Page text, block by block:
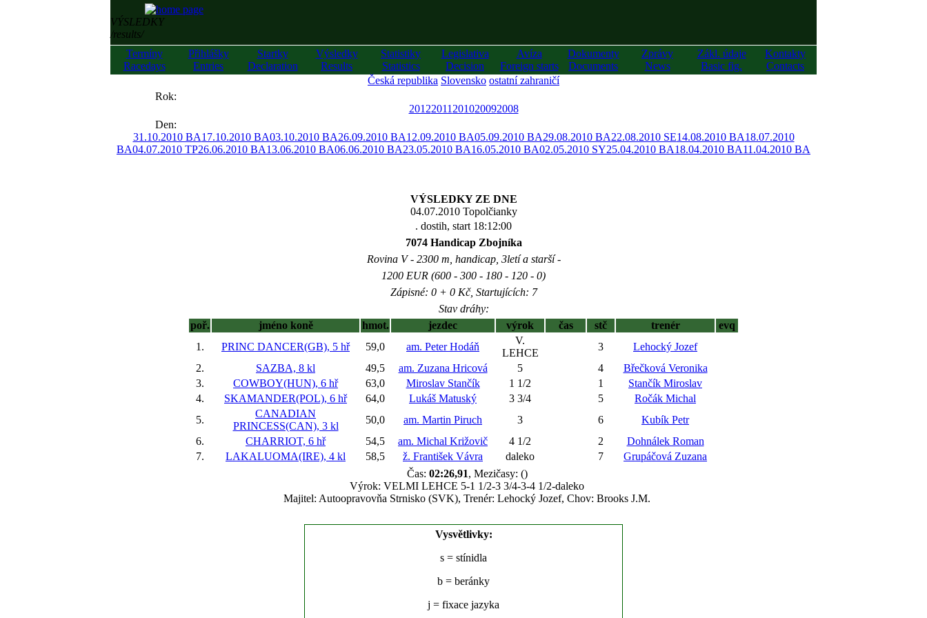
VÝSLEDKY
/results/
Termíny
Racedays
Přihlášky
Entries
Startky
Declaration
Výsledky
Results
Statistiky
Statistics
Legislativa
Decision
Avíza
Foreign starts
Dokumenty
Documents
Zprávy
News
Zákl. údaje
Basic fig.
Kontakty
Contacts
Česká republika Slovensko ostatní zahraničí
Rok:
20122011 201020092008
Den:
31.10.2010 BA17.10.2010 BA03.10.2010 BA26.09.2010 BA12.09.2010 BA05.09.2010 BA29.08.2010 BA22.08.2010 SE14.08.2010 BA18.07.2010
BA04.07.2010 TP26.06.2010 BA13.06.2010 BA06.06.2010 BA23.05.2010 BA16.05.2010 BA02.05.2010 SY25.04.2010 BA18.04.2010 BA11.04.2010 BA
VÝSLEDKY ZE DNE
04.07.2010 Topolčianky
. dostih, start 18:12:00
7074 Handicap Zbojníka
Rovina V - 2300 m, handicap, 3letí a starší -
1200 EUR (600 - 300 - 180 - 120 - 0)
Zápisné: 0 + 0 Kč, Startujících: 7
Stav dráhy:
poř.
jméno koně hmot. jezdec výrok čas stč trenér
evq
1.
PRINC DANCER(GB), 5 hř 59,0 am. Peter Hodáň
V.
LEHCE
3
Lehocký Jozef
2.
SAZBA, 8 kl 49,5 am. Zuzana Hricová 5 4
Břečková Veronika
3.
COWBOY(HUN), 6 hř 63,0 Miroslav Stančík 1 1/2 1
Stančík Miroslav
4.
SKAMANDER(POL), 6 hř 64,0 Lukáš Matuský 3 3/4 5
Ročák Michal
5.
CANADIAN
PRINCESS(CAN), 3 kl
50,0 am. Martin Piruch 3 6
Kubík Petr
6.
CHARRIOT, 6 hř 54,5 am. Michal Križovič 4 1/2 2
Dohnálek Roman
7.
LAKALUOMA(IRE), 4 kl 58,5 ž. František Vávra daleko 7
Grupáčová Zuzana
Čas: 02:26,91, Mezičasy: ()
Výrok: VELMI LEHCE 5-1 1/2-3 3/4-3-4 1/2-daleko
Majitel: Autoopravovňa Strnisko (SVK), Trenér: Lehocký Jozef, Chov: Brooks J.M.
Vysvětlivky:
s = stínidla
b = beránky
j = fixace jazyka